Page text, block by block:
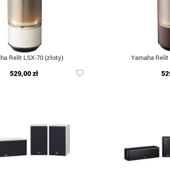
Relit LSX-70 (złoty)
529,00 zł
Yamaha